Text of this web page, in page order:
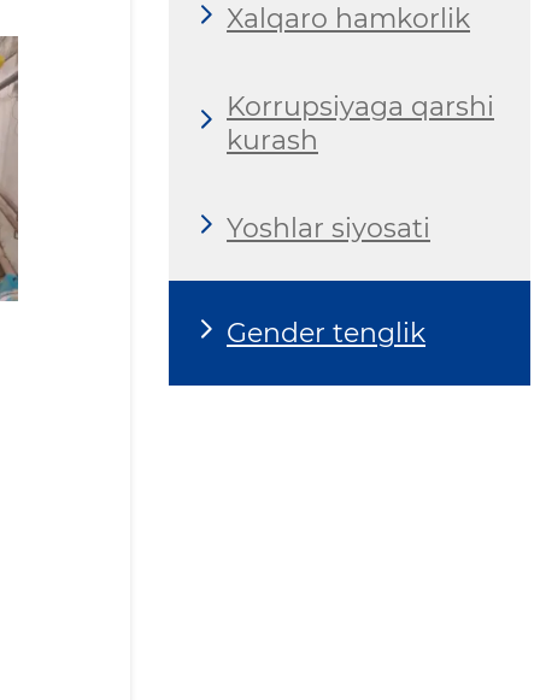
Xalqaro hamkorlik
Korrupsiyaga qarshi
kurash
Yoshlar siyosati
Gender tenglik